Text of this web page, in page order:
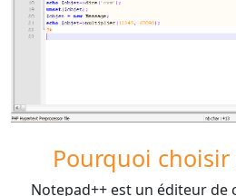
Pourquoi
Notepad++ est un éditeur de